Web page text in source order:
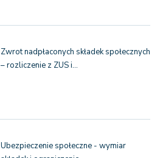
Zwrot nadpłaconych składek społecznych
– rozliczenie z ZUS i…
Ubezpieczenie społeczne - wymiar